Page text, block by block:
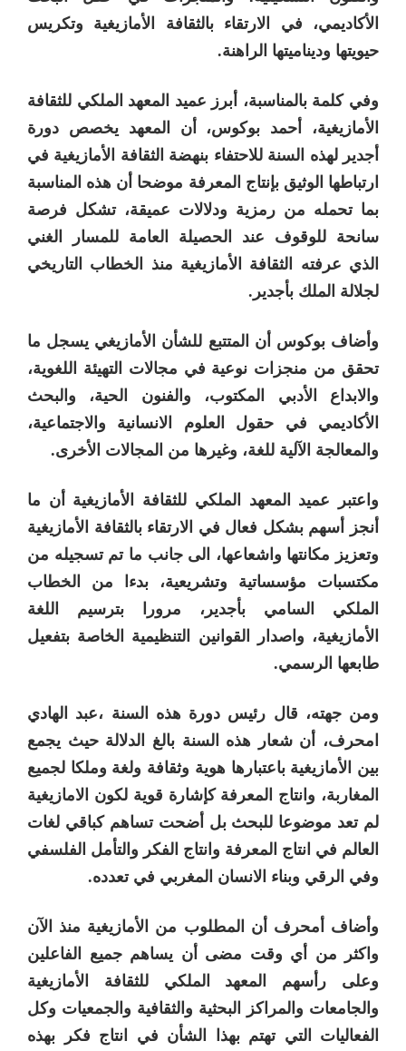
الأكاديمي، في الارتقاء بالثقافة الأمازيغية وتكريس
حيويتها وديناميتها الراهنة.
وفي كلمة بالمناسبة، أبرز عميد المعهد الملكي للثقافة
الأمازيغية، أحمد بوكوس، أن المعهد يخصص دورة
أجدير لهذه السنة للاحتفاء بنهضة الثقافة الأمازيغية في
ارتباطها الوثيق بإنتاج المعرفة موضحا أن هذه المناسبة
بما تحمله من رمزية ودلالات عميقة، تشكل فرصة
سانحة للوقوف عند الحصيلة العامة للمسار الغني
الذي عرفته الثقافة الأمازيغية منذ الخطاب التاريخي
لجلالة الملك بأجدير.
وأضاف بوكوس أن المتتبع للشأن الأمازيغي يسجل ما
تحقق من منجزات نوعية في مجالات التهيئة اللغوية،
والابداع الأدبي المكتوب، والفنون الحية، والبحث
الأكاديمي في حقول العلوم الانسانية والاجتماعية،
والمعالجة الآلية للغة، وغيرها من المجالات الأخرى.
واعتبر عميد المعهد الملكي للثقافة الأمازيغية أن ما
أنجز أسهم بشكل فعال في الارتقاء بالثقافة الأمازيغية
وتعزيز مكانتها واشعاعها، الى جانب ما تم تسجيله من
مكتسبات مؤسساتية وتشريعية، بدءا من الخطاب
الملكي السامي بأجدير، مرورا بترسيم اللغة
الأمازيغية، واصدار القوانين التنظيمية الخاصة بتفعيل
طابعها الرسمي.
ومن جهته، قال رئيس دورة هذه السنة ،عبد الهادي
امحرف، أن شعار هذه السنة بالغ الدلالة حيث يجمع
بين الأمازيغية باعتبارها هوية وثقافة ولغة وملكا لجميع
المغاربة، وانتاج المعرفة كإشارة قوية لكون الامازيغية
لم تعد موضوعا للبحث بل أضحت تساهم كباقي لغات
العالم في انتاج المعرفة وانتاج الفكر والتأمل الفلسفي
وفي الرقي وبناء الانسان المغربي في تعدده.
وأضاف أمحرف أن المطلوب من الأمازيغية منذ الآن
واكثر من أي وقت مضى أن يساهم جميع الفاعلين
وعلى رأسهم المعهد الملكي للثقافة الأمازيغية
والجامعات والمراكز البحثية والثقافية والجمعيات وكل
الفعاليات التي تهتم بهذا الشأن في انتاج فكر بهذه